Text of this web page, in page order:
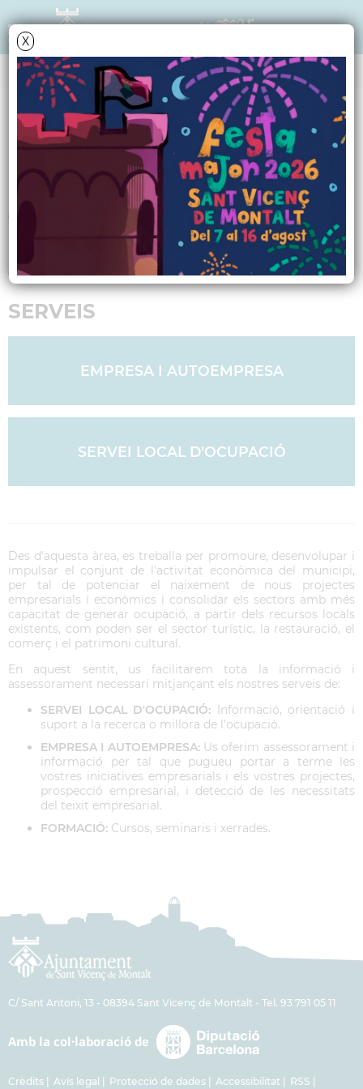
X
PROMOCIÓ DE LA VILA
Promoció Econòmica
Responsable polític:
Antonio Rocamora Trias
@svmontalt.cat
SERVEIS
EMPRESA I AUTOEMPRESA
SERVEI LOCAL D'OCUPACIÓ
Des d'aquesta àrea, es treballa per promoure, desenvolupar i
impulsar el conjunt de l'activitat econòmica del municipi,
per tal de potenciar el naixement de nous projectes
empresarials i econòmics i consolidar els sectors amb més
capacitat de generar ocupació, a partir dels recursos locals
existents, com poden ser el sector turístic, la restauració, el
comerç i el patrimoni cultural.
En aquest sentit, us facilitarem tota la informació i
assessorament necessari mitjançant els nostres serveis de:
SERVEI LOCAL D'OCUPACIÓ: Informació, orientació i
suport a la recerca o millora de l'ocupació.
EMPRESA I AUTOEMPRESA:Us oferim assessorament i
informació per tal que pugueu portar a terme les
vostres iniciatives empresarials i els vostres projectes,
prospecció empresarial, i detecció de les necessitats
del teixit empresarial.
FORMACIÓ: Cursos, seminaris i xerrades.
C/ Sant Antoni, 13 - 08394 Sant Vicenç de Montalt - Tel. 93 791 05 11
Crèdits Avís legal Protecció de dades Accessibilitat
RSS